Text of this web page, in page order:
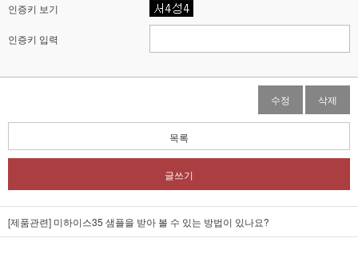
인증키 보기
인증키 입력
수정 삭제
목록
글쓰기
[제품관련] 미하이스35 샘플을 받아 볼 수 있는 방법이 있나요?